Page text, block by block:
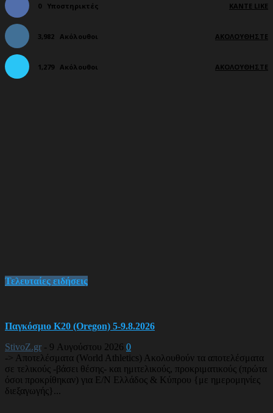
0 Υποστηρικτές ΚΆΝΤΕ LIKE
3,982 Ακόλουθοι ΑΚΟΛΟΥΘΉΣΤΕ
1,279 Ακόλουθοι ΑΚΟΛΟΥΘΉΣΤΕ
Τελευταίες ειδήσεις
Παγκόσμιο Κ20 (Oregon) 5-9.8.2026
StivoZ.gr - 9 Αυγούστου 2026 0
-> Αποτελέσματα (World Athletics) Ακολουθούν τα αποτελέσματα
σε τελικούς -βάσει θέσης- και ημιτελικούς, προκριματικούς (πρώτα
όσοι προκρίθηκαν) για Ε/Ν Ελλάδος & Κύπρου {με ημερομηνίες
διεξαγωγής}...